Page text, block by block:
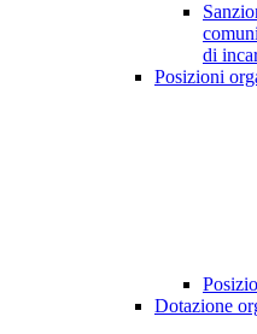
di
Posizioni
Dotazione